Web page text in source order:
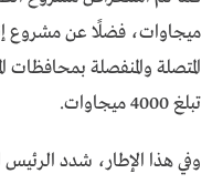
ميجاوات، فضلًا عن مشروع
المتصلة والمنفصلة بمحافظات
تبلغ 4000 ميجاوات.
وفي هذا الإطار، شدد